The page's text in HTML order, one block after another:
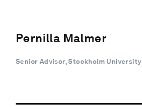
Pernilla Malmer
Senior Advisor, Stockholm University